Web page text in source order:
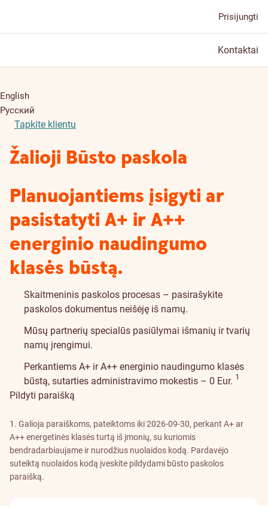
Prisijungti
Kontaktai
English
Русский
Tapkite klientu
Žalioji Būsto paskola
Planuojantiems įsigyti ar
pasistatyti A+ ir A++
energinio naudingumo
klasės būstą.
Skaitmeninis paskolos procesas – pasirašykite
paskolos dokumentus neišėję iš namų.
Mūsų partnerių specialūs pasiūlymai išmanių ir tvarių
namų įrengimui.
Perkantiems A+ ir A++ energinio naudingumo klasės
būstą, sutarties administravimo mokestis – 0 Eur. 1
Įspėjimo detalės
Pildyti paraišką
1. Galioja paraiškoms, pateiktoms iki 2026-09-30, perkant A+ ar
A++ energetinės klasės turtą iš įmonių, su kuriomis
bendradarbiaujame ir nurodžius nuolaidos kodą. Pardavėjo
suteiktą nuolaidos kodą įveskite pildydami būsto paskolos
paraišką.